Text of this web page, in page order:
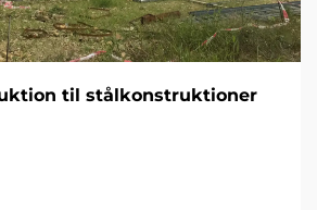
til stålkonstruktioner